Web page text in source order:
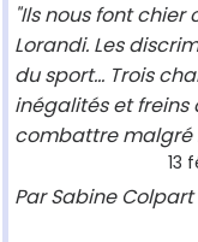
"Ils nous font chier
Lorandi. Les
du sport... Trois
inégalités et
combattre malgré
13
Par Sabine Colpart